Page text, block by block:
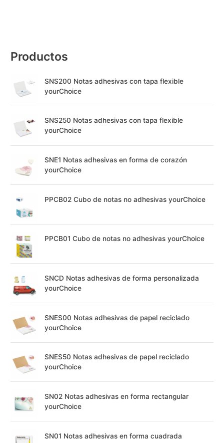
Productos
SNS200 Notas adhesivas con tapa flexible
yourChoice
SNS250 Notas adhesivas con tapa flexible
yourChoice
SNE1 Notas adhesivas en forma de corazón
yourChoice
PPCB02 Cubo de notas no adhesivas yourChoice
PPCB01 Cubo de notas no adhesivas yourChoice
SNCD Notas adhesivas de forma personalizada
yourChoice
SNES00 Notas adhesivas de papel reciclado
yourChoice
SNES50 Notas adhesivas de papel reciclado
yourChoice
SN02 Notas adhesivas en forma rectangular
yourChoice
SN01 Notas adhesivas en forma cuadrada